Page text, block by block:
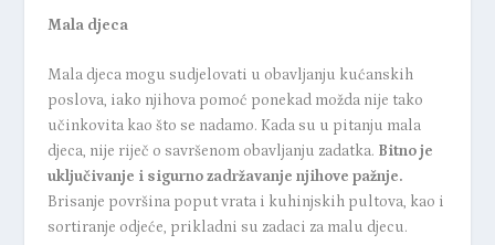
Mala djeca
Mala djeca mogu sudjelovati u obavljanju kućanskih
poslova, iako njihova pomoć ponekad možda nije tako
učinkovita kao što se nadamo. Kada su u pitanju mala
djeca, nije riječ o savršenom obavljanju zadatka. Bitno je
uključivanje i sigurno zadržavanje njihove pažnje.
Brisanje površina poput vrata i kuhinjskih pultova, kao i
sortiranje odjeće, prikladni su zadaci za malu djecu.